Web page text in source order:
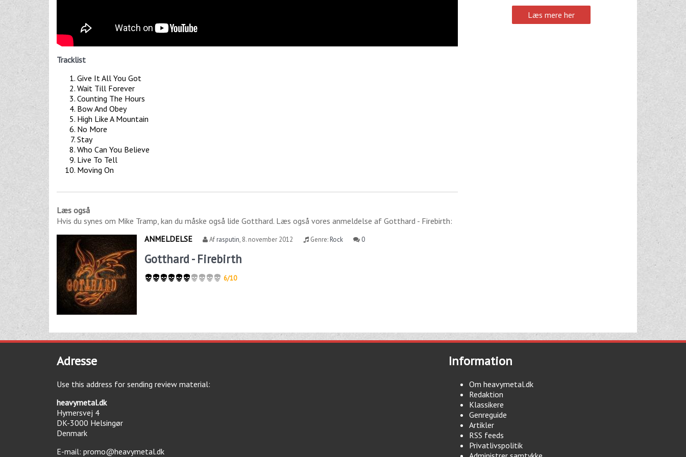
Tracklist
Give It All You Got
Wait Till Forever
Counting The Hours
Bow And Obey
High Like A Mountain
No More
Stay
Who Can You Believe
Live To Tell
Moving On
Læs også
Hvis du synes om Mike Tramp, kan du måske også lide Gotthard. Læs også vores anmeldelse af Gotthard - Firebirth:
ANMELDELSE
Afrasputin, 8. november 2012 Genre:Rock 0
Gotthard - Firebirth
6/10
Læs mere her
Adresse
Use this address for sending review material:
heavymetal.dk
Hymersvej 4
DK-3000 Helsingør
Denmark
E-mail: promo@heavymetal.dk
Information
Om heavymetal.dk
Redaktion
Klassikere
Genreguide
Artikler
RSS feeds
Privatlivspolitik